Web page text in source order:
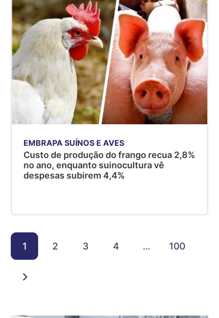
EMBRAPA SUÍNOS E AVES
Custo de produção do frango recua 2,8%
no ano, enquanto suinocultura vê
despesas subirem 4,4%
1 2 3 4 … 100